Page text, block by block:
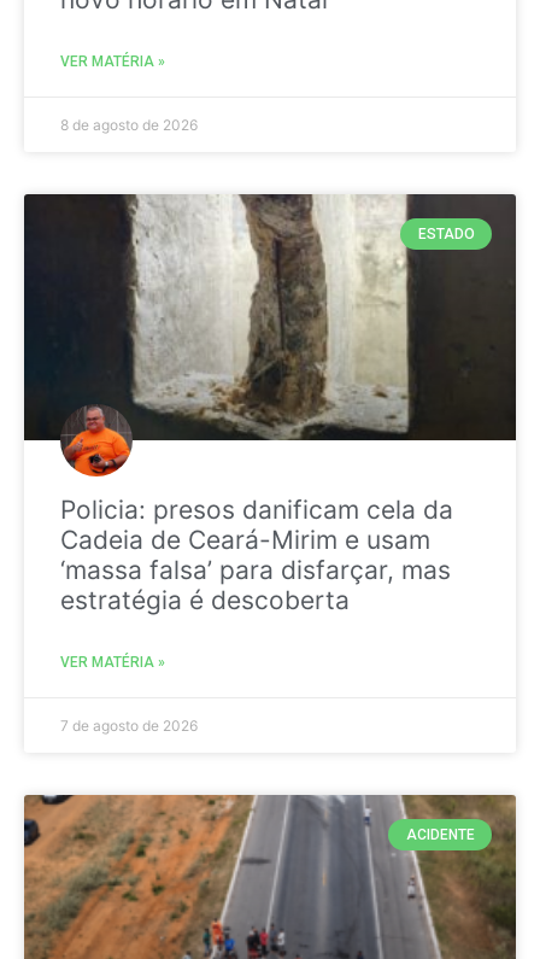
VER MATÉRIA »
8 de agosto de 2026
ESTADO
Policia: presos danificam cela da
Cadeia de Ceará-Mirim e usam
‘massa falsa’ para disfarçar, mas
estratégia é descoberta
VER MATÉRIA »
7 de agosto de 2026
ACIDENTE